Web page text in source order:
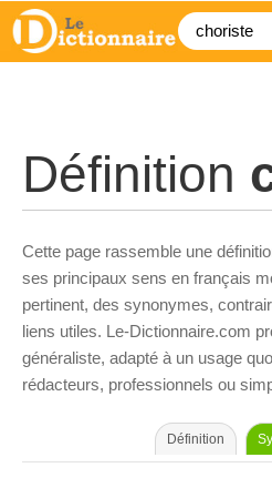
Définition
Cette page rassemble une
ses principaux sens en français
pertinent, des synonymes,
liens utiles. Le-Dictionnaire.com
généraliste, adapté à un usage
rédacteurs, professionnels ou
Définition